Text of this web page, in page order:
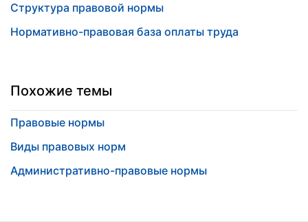
Структура правовой нормы
Нормативно-правовая база оплаты труда
Похожие темы
Правовые нормы
Виды правовых норм
Административно-правовые нормы